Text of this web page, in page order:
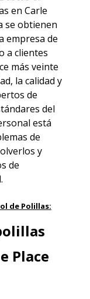
en Carle
se obtienen
empresa de
a clientes
más veinte
la calidad y
de
del
está
de
y
de
de Polillas:
Place